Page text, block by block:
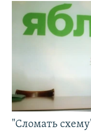
"Сломать